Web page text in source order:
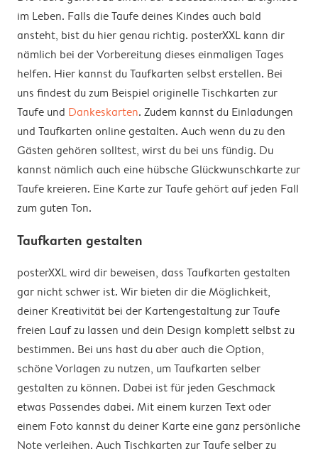
im Leben. Falls die Taufe deines Kindes auch bald
ansteht, bist du hier genau richtig. posterXXL kann dir
nämlich bei der Vorbereitung dieses einmaligen Tages
helfen. Hier kannst du Taufkarten selbst erstellen. Bei
uns findest du zum Beispiel originelle Tischkarten zur
Taufe und Dankeskarten. Zudem kannst du Einladungen
und Taufkarten online gestalten. Auch wenn du zu den
Gästen gehören solltest, wirst du bei uns fündig. Du
kannst nämlich auch eine hübsche Glückwunschkarte zur
Taufe kreieren. Eine Karte zur Taufe gehört auf jeden Fall
zum guten Ton.
Taufkarten gestalten
posterXXL wird dir beweisen, dass Taufkarten gestalten
gar nicht schwer ist. Wir bieten dir die Möglichkeit,
deiner Kreativität bei der Kartengestaltung zur Taufe
freien Lauf zu lassen und dein Design komplett selbst zu
bestimmen. Bei uns hast du aber auch die Option,
schöne Vorlagen zu nutzen, um Taufkarten selber
gestalten zu können. Dabei ist für jeden Geschmack
etwas Passendes dabei. Mit einem kurzen Text oder
einem Foto kannst du deiner Karte eine ganz persönliche
Note verleihen. Auch Tischkarten zur Taufe selber zu